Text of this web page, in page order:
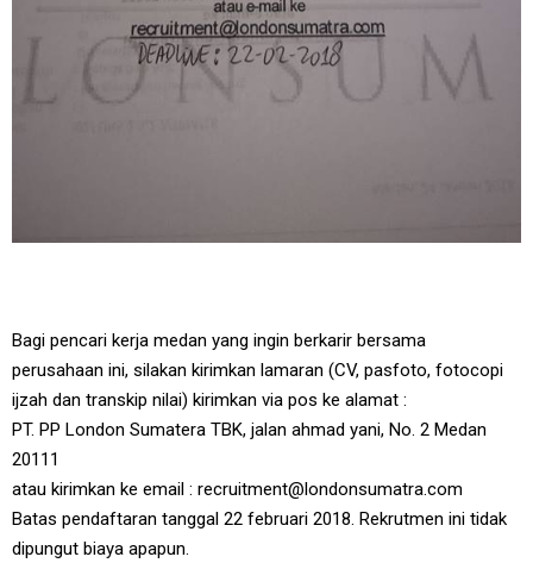
Bagi pencari kerja medan yang ingin berkarir bersama
perusahaan ini, silakan kirimkan lamaran (CV, pasfoto, fotocopi
ijzah dan transkip nilai) kirimkan via pos ke alamat :
PT. PP London Sumatera TBK, jalan ahmad yani, No. 2 Medan
20111
atau kirimkan ke email : recruitment@londonsumatra.com
Batas pendaftaran tanggal 22 februari 2018. Rekrutmen ini tidak
dipungut biaya apapun.